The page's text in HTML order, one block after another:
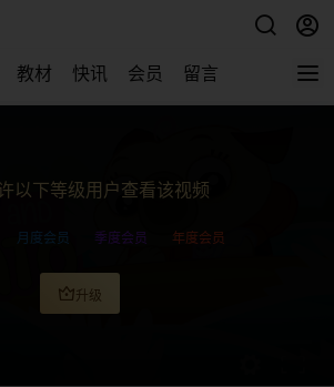
教材 快讯 会员 留言
以下等级用户查看该视频
月度会员 季度会员 年度会员
升级